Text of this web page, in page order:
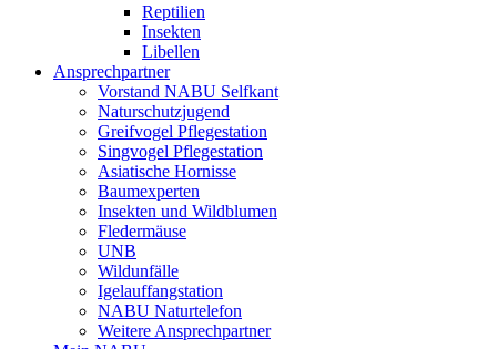
Reptilien
Insekten
Libellen
Ansprechpartner
Vorstand NABU Selfkant
Naturschutzjugend
Greifvogel Pflegestation
Singvogel Pflegestation
Asiatische Hornisse
Baumexperten
Insekten und Wildblumen
Fledermäuse
UNB
Wildunfälle
Igelauffangstation
NABU Naturtelefon
Weitere Ansprechpartner